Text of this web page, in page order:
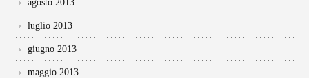
agosto 2013
luglio 2013
giugno 2013
maggio 2013